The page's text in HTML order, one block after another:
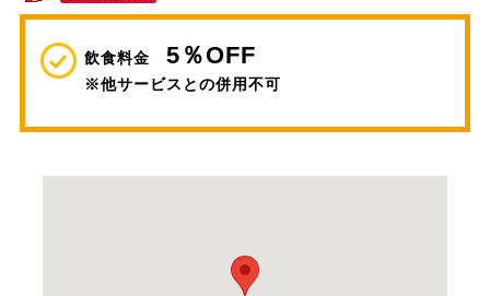
飲食料金5％OFF
※他サービスとの併用不可